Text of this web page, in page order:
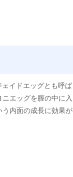
イドエッグとも呼ば
エッグを膣の中に入
内面の成長に効果が